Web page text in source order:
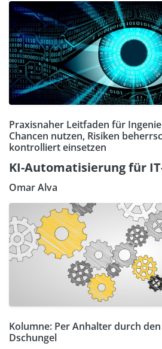
Praxisnaher Leitfaden für
Chancen nutzen, Risiken
kontrolliert einsetzen
KI-Automatisierung für
Omar Alva
Kolumne: Per Anhalter durch den
Dschungel